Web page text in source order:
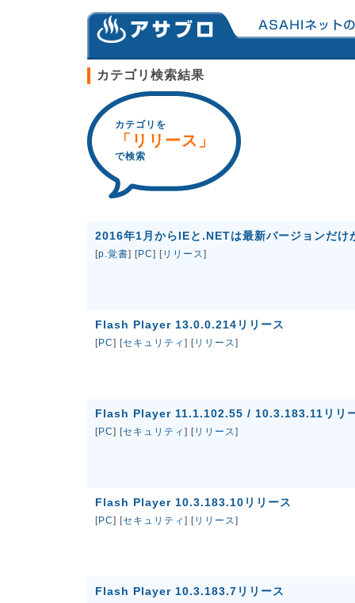
カテゴリ検索結果
カテゴリを
「リリース」
で検索
2016年1月からIEと.NETは最新バージョンだけ
[p.覚書] [PC] [リリース]
Flash Player 13.0.0.214リリース
[PC] [セキュリティ ] [リリース]
Flash Player 11.1.102.55 / 10.3.183.11リリ
[PC] [セキュリティ ] [リリース]
Flash Player 10.3.183.10リリース
[PC] [セキュリティ ] [リリース]
Flash Player 10.3.183.7リリース